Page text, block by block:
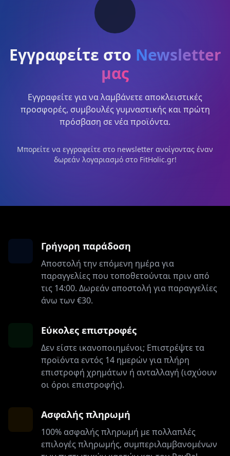
Εγγραφείτε στο Newsletter
μας
Εγγραφείτε για να λαμβάνετε αποκλειστικές
προσφορές, συμβουλές γυμναστικής και πρώτη
πρόσβαση σε νέα προϊόντα.
Μπορείτε να εγγραφείτε στο newsletter ανοίγοντας έναν
δωρεάν λογαριασμό στο FitHolic.gr!
Γρήγορη παράδοση
Αποστολή την επόμενη ημέρα για
παραγγελίες που τοποθετούνται πριν από
τις 14:00. Δωρεάν αποστολή για παραγγελίες
άνω των €30.
Εύκολες επιστροφές
Δεν είστε ικανοποιημένοι; Επιστρέψτε τα
προϊόντα εντός 14 ημερών για πλήρη
επιστροφή χρημάτων ή ανταλλαγή (ισχύουν
οι όροι επιστροφής).
Ασφαλής πληρωμή
100% ασφαλής πληρωμή με πολλαπλές
επιλογές πληρωμής, συμπεριλαμβανομένων